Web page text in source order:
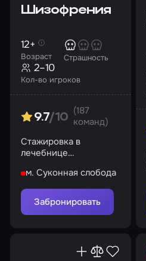
Шизофрения
Возраст
12+
Страшность
Кол-во игроков
2–10
9.7/10
(187
команд)
Стажировка в
лечебнице
Выживете ли вы?
м. Суконная слобода
Забронировать